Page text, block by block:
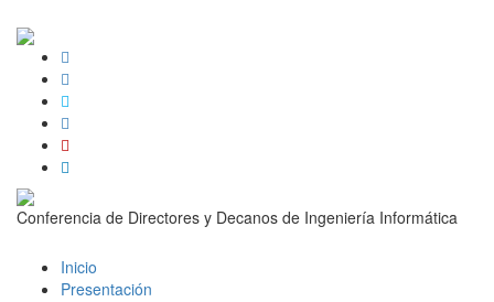
Conferencia de Directores y Decanos de Ingeniería Informática
Inicio
Presentación